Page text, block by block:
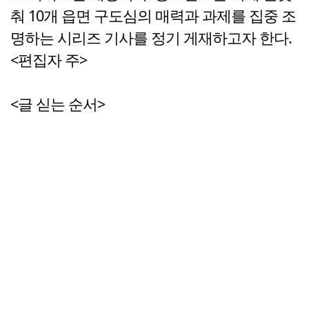
춰 10개 읍면 구도심의 매력과 과제를 집중 조
명하는 시리즈 기사를 정기 게재하고자 한다.
<편집자 주>
<글 싣는 순서>